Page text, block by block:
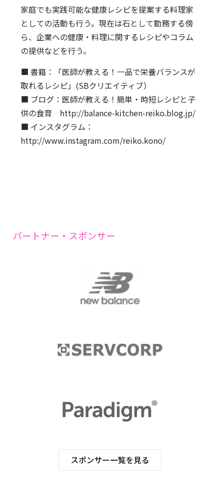
家庭でも実践可能な健康レシピを提案する料理家
としての活動も行う。現在は石として勤務する傍
ら、企業への健康・料理に関するレシピやコラム
の提供などを行う。
■ 書籍：「医師が教える！一品で栄養バランスが
取れるレシピ」(SBクリエイティブ）
■ ブログ：医師が教える！簡単・時短レシピと子
供の食育 http://balance-kitchen-reiko.blog.jp/
■ インスタグラム：
http://www.instagram.com/reiko.kono/
パートナー・スポンサー
スポンサー一覧を見る